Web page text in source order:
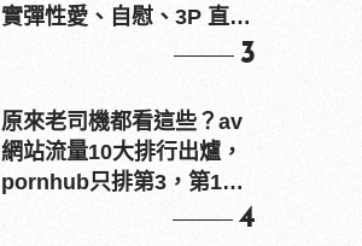
實彈性愛、自慰、3P 直接
3
原來老司機都看這些？av
網站流量10大排行出爐，
pornhub只排第3，第1名
4